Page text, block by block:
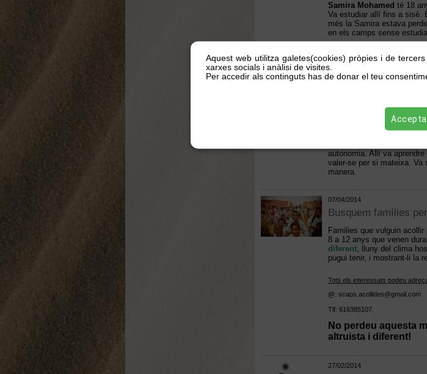
Samira Mohamed té 18
Va estudiar allí fins a sisè.
més la Samira estava
en els camps sense
Sota la coordinació
per l'Educació a
estat la seva vida en el
situació d'altres nens i
La Samira va tenir
Sahrauí" (S.C.A.P.S.), la
S.C.A.P.S. la va acollir
intervencions Samira no
contacte amb la Fundació
autonomia. Allí va
valer-se per si mateixa. Va
manera.
07/04/2014
Busquem famílies
Families que vulguin
8 a 12 anys que venen
diferent, lluny del clima
pugui tenir, i mostrant-li la
Tots els interessats podeu
@: scaps.acollides@gmail.com
Tlf: 616385107.
No perdeu aquesta
altruista i diferent!
27/02/2014
Aquest web utilitza galetes(cookies) pròpies i de
xarxes socials i anàlisi de visites.
Per accedir als continguts has de donar el teu